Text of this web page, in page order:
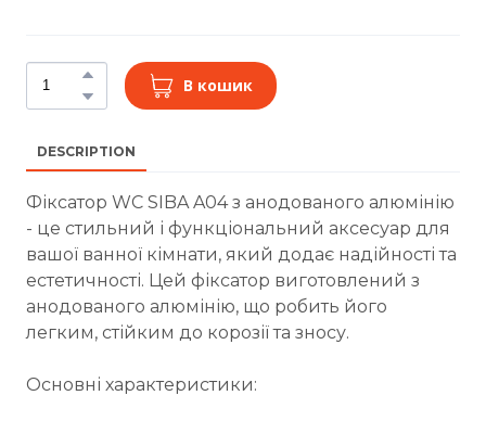
В кошик
DESCRIPTION
Фіксатор WC SIBA A04 з анодованого алюмінію
- це стильний і функціональний аксесуар для
вашої ванної кімнати, який додає надійності та
естетичності. Цей фіксатор виготовлений з
анодованого алюмінію, що робить його
легким, стійким до корозії та зносу.
Основні характеристики: